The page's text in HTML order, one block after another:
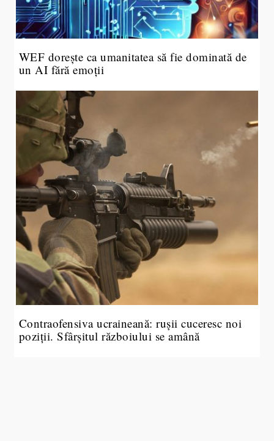
WEF dorește ca umanitatea să fie dominată de
un AI fără emoții
Contraofensiva ucraineană: rușii cuceresc noi
poziții. Sfârșitul războiului se amână